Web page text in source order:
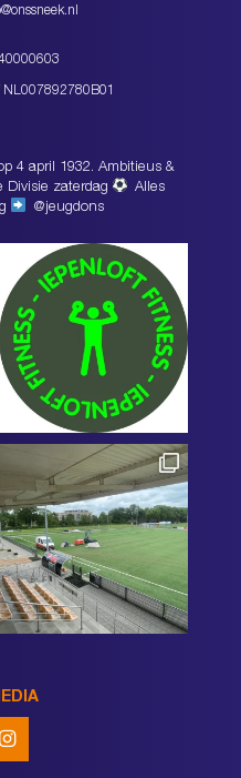
NL007892780B01
4 april 1932. Ambitieus &
Divisie zaterdag
Alles
@jeugdons